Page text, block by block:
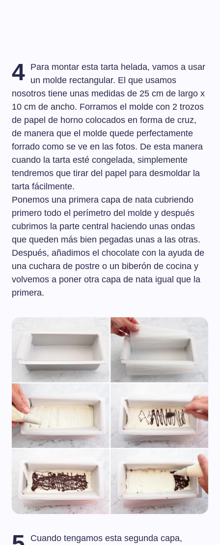
4 Para montar esta tarta helada, vamos a usar
un molde rectangular. El que usamos
nosotros tiene unas medidas de 25 cm de largo x
10 cm de ancho. Forramos el molde con 2 trozos
de papel de horno colocados en forma de cruz,
de manera que el molde quede perfectamente
forrado como se ve en las fotos. De esta manera
cuando la tarta esté congelada, simplemente
tendremos que tirar del papel para desmoldar la
tarta fácilmente.
Ponemos una primera capa de nata cubriendo
primero todo el perímetro del molde y después
cubrimos la parte central haciendo unas ondas
que queden más bien pegadas unas a las otras.
Después, añadimos el chocolate con la ayuda de
una cuchara de postre o un biberón de cocina y
volvemos a poner otra capa de nata igual que la
primera.
Cuando tengamos esta segunda capa,